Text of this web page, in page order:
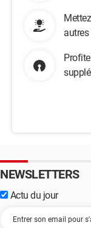
NEWSLETTERS
Actu du jour